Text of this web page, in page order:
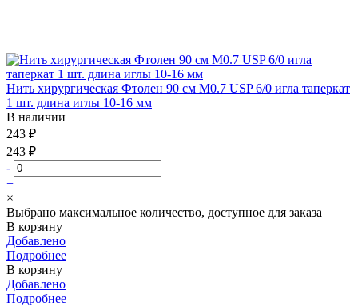
Нить хирургическая Фтолен 90 см М0.7 USP 6/0 игла таперкат
1 шт. длина иглы 10-16 мм
В наличии
243 ₽
243 ₽
-
+
×
Выбрано максимальное количество, доступное для заказа
В корзину
Добавлено
Подробнее
В корзину
Добавлено
Подробнее